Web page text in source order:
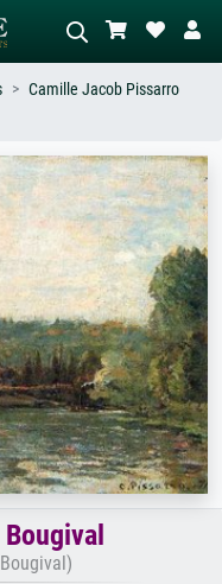
Sie die Szene – z.B. Grüne
Abstrakt mit viel Rot, Dunkles
Stehender Akt neben einem
Baum.
Camille Jacob Pissarro